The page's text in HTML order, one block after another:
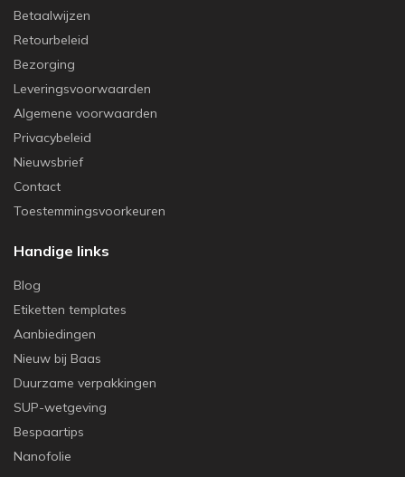
Betaalwijzen
Retourbeleid
Bezorging
Leveringsvoorwaarden
Algemene voorwaarden
Privacybeleid
Nieuwsbrief
Contact
Toestemmingsvoorkeuren
Handige links
Blog
Etiketten templates
Aanbiedingen
Nieuw bij Baas
Duurzame verpakkingen
SUP-wetgeving
Bespaartips
Nanofolie